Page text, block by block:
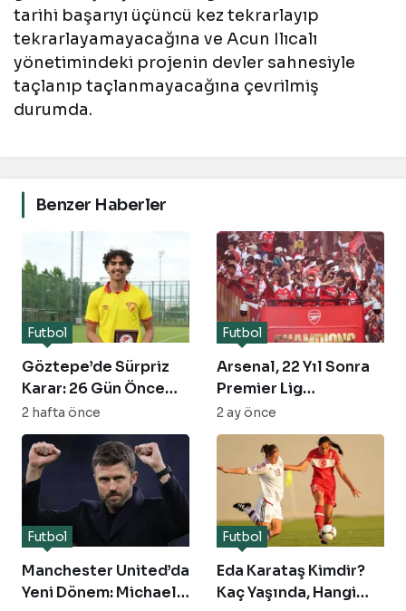
tarihi başarıyı üçüncü kez tekrarlayıp
tekrarlayamayacağına ve Acun Ilıcalı
yönetimindeki projenin devler sahnesiyle
taçlanıp taçlanmayacağına çevrilmiş
durumda.
Benzer Haberler
Göztepe’de Sürpriz
Karar: 26 Gün Önce
Alınan Bouajila
Muğlaspor’a Kiralandı
Futbol
2 hafta önce
Arsenal, 22 Yıl Sonra
Premier Lig
Şampiyonluğunu
Londra Sokaklarında
Kutladı!
Futbol
2 ay önce
Manchester United’da
Yeni Dönem: Michael
Futbol
Eda Karataş Kimdir?
Kaç Yaşında, Hangi
Futbol